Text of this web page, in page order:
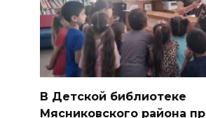
В Детской библиотеке
Мясниковского района